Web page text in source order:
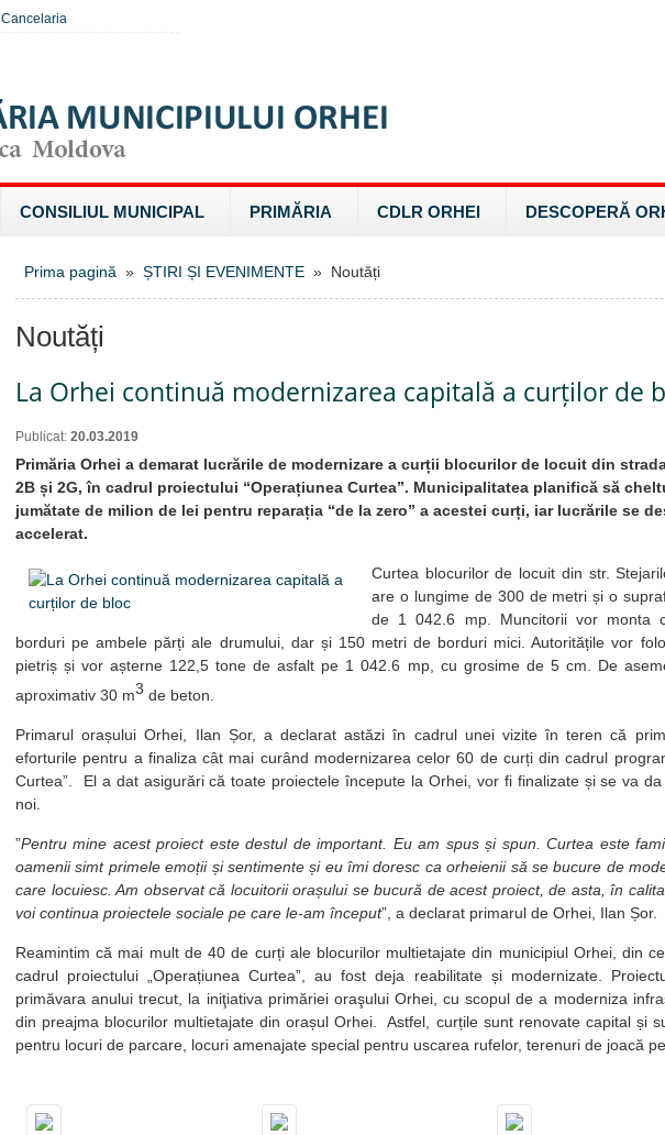
Cancelaria
CONSILIUL MUNICIPAL PRIMĂRIA CDLR ORHEI DESCOPERĂ
Prima pagină » ȘTIRI ȘI EVENIMENTE » Noutăți
Noutăți
La Orhei continuă modernizarea capitală a curților de
Publicat: 20.03.2019
Primăria Orhei a demarat lucrările de modernizare a curții blocurilor de locuit din
2B și 2G, în cadrul proiectului “Operațiunea Curtea”. Municipalitatea planifică să
jumătate de milion de lei pentru reparația “de la zero” a acestei curți, iar lucrările se
accelerat.
Curtea blocurilor de locuit din str.
are o lungime de 300 de metri și o
de 1 042.6 mp. Muncitorii vor monta
borduri pe ambele părți ale drumului, dar și 150 metri de borduri mici. Autoritățile vor
pietriș și vor așterne 122,5 tone de asfalt pe 1 042.6 mp, cu grosime de 5 cm. De
aproximativ 30 m3 de beton.
Primarul orașului Orhei, Ilan Șor, a declarat astăzi în cadrul unei vizite în teren că
eforturile pentru a finaliza cât mai curând modernizarea celor 60 de curți din cadrul
Curtea”. El a dat asigurări că toate proiectele începute la Orhei, vor fi finalizate și se va
noi.
”Pentru mine acest proiect este destul de important. Eu am spus și spun. Curtea este
oamenii simt primele emoții și sentimente și eu îmi doresc ca orheienii să se bucure de
care locuiesc. Am observat că locuitorii orașului se bucură de acest proiect, de asta, în
voi continua proiectele sociale pe care le-am început”, a declarat primarul de Orhei, Ilan Șor.
Reamintim că mai mult de 40 de curți ale blocurilor multietajate din municipiul Orhei, din
cadrul proiectului „Operațiunea Curtea”, au fost deja reabilitate și modernizate.
primăvara anului trecut, la iniţiativa primăriei oraşului Orhei, cu scopul de a moderniza
din preajma blocurilor multietajate din orașul Orhei. Astfel, curțile sunt renovate capital și
pentru locuri de parcare, locuri amenajate special pentru uscarea rufelor, terenuri de joacă